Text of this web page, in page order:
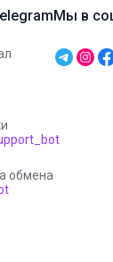
обмена
Мы в